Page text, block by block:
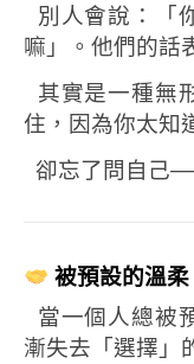
別人會說：「
嘛」。 他們的話
其實是一種無
住， 因為你太知
卻忘了問自己
被預設的溫
當一個人總被
漸失去「選擇」